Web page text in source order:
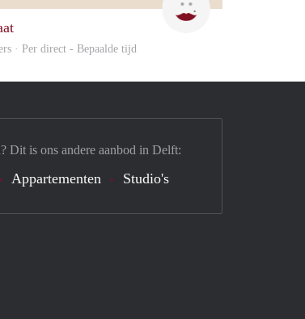
· Per direct - Bepaalde tijd
Dit is ons andere aanbod in Delft:
Appartementen Studio's